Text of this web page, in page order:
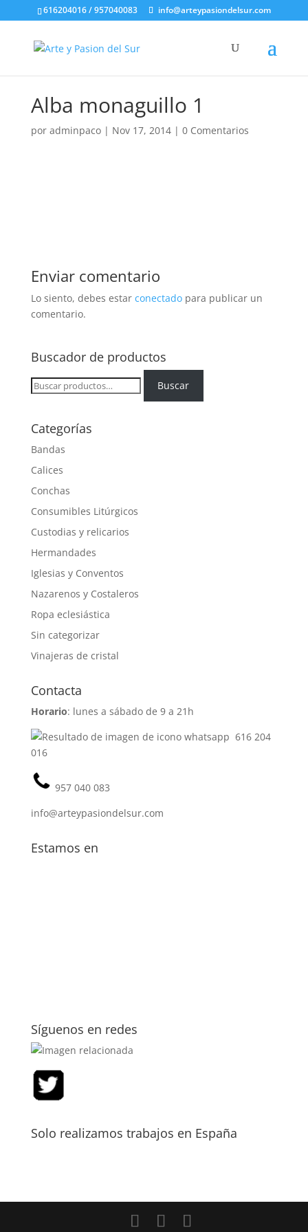
616204016 / 957040083 info@arteypasiondelsur.com
Alba monaguillo 1
por adminpaco| Nov 17, 2014| 0 Comentarios
Enviar comentario
Lo siento, debes estar conectadopara publicar un
comentario.
Buscador de productos
Buscar
por:
Buscar
Categorías
Bandas
Calices
Conchas
Consumibles Litúrgicos
Custodias y relicarios
Hermandades
Iglesias y Conventos
Nazarenos y Costaleros
Ropa eclesiástica
Sin categorizar
Vinajeras de cristal
Contacta
Horario: lunes a sábado de 9 a 21h
616 204
016
957 040 083
info@arteypasiondelsur.com
Estamos en
Síguenos en redes
Solo realizamos trabajos en España